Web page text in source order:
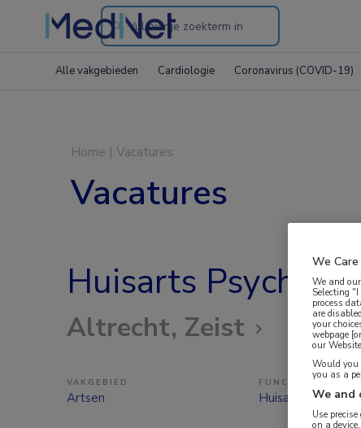
Search
the
Alle vakgebieden Cardiologie Coronavirus (COVID-19)
Home | Vacatures
Vacatures
Huisarts
Altrecht, Zeist
VAKGEBIED
Artsen
FUNCTIE
Huisarts
We
We and our
Selecting
process
are
your
webpage
our
Would you
you as a
We and
Use
on a